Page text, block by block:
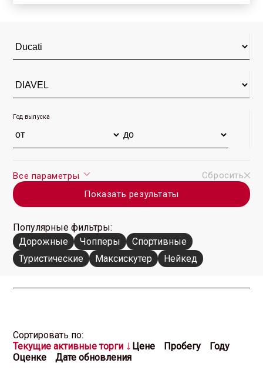
DIAVEL 2018 г. (3)
DIAVEL 2017 г. (7)
DIAVEL 2012 г. (38)
Год выпуска
Все параметры
Сбросить
Показать результаты
Популярные фильтры:
Дорожные
Чопперы
Спортивные
Туристические
Максискутер Нейкед
Cортировать по:
Текущие активные торги
Цене Пробегу
Году
Оценке
Дате обновления